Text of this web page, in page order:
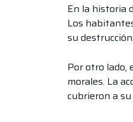
En la historia
Los
su destrucción.
Por otro lado,
morales. La
cubrieron a